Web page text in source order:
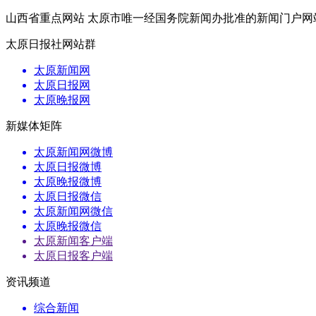
山西省重点网站 太原市唯一经国务院新闻办批准的新闻门户网
太原日报社网站群
太原新闻网
太原日报网
太原晚报网
新媒体矩阵
太原新闻网微博
太原日报微博
太原晚报微博
太原日报微信
太原新闻网微信
太原晚报微信
太原新闻客户端
太原日报客户端
资讯频道
综合新闻